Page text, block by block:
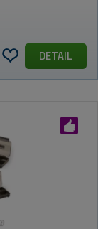
DETAIL